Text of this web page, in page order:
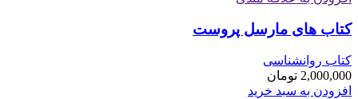
کتاب های مارسل پروست
کتاب روانشناسی
2,000,000 تومان
افزودن به سبد خرید